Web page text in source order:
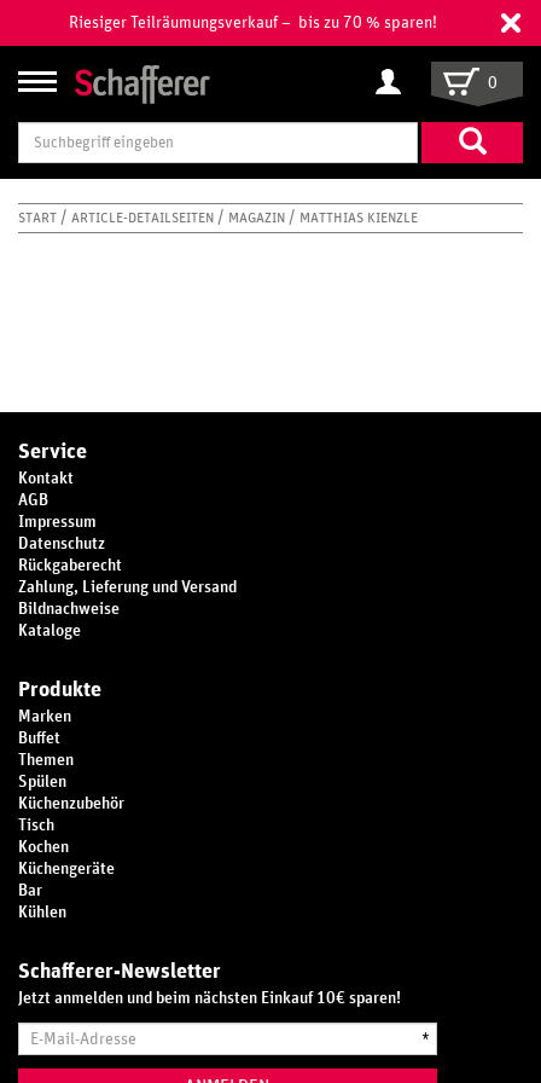
Riesiger Teilräumungsverkauf – bis zu 70 % sparen!
Suchbegriff
eingeben
0
START ARTICLE-DETAILSEITEN MAGAZIN MATTHIAS KIENZLE
Service
Kontakt
AGB
Impressum
Datenschutz
Rückgaberecht
Zahlung, Lieferung und Versand
Bildnachweise
Kataloge
Produkte
Marken
Buffet
Themen
Spülen
Küchenzubehör
Tisch
Kochen
Küchengeräte
Bar
Kühlen
Schafferer-Newsletter
Jetzt anmelden und beim nächsten Einkauf 10€ sparen!
Mail-
*